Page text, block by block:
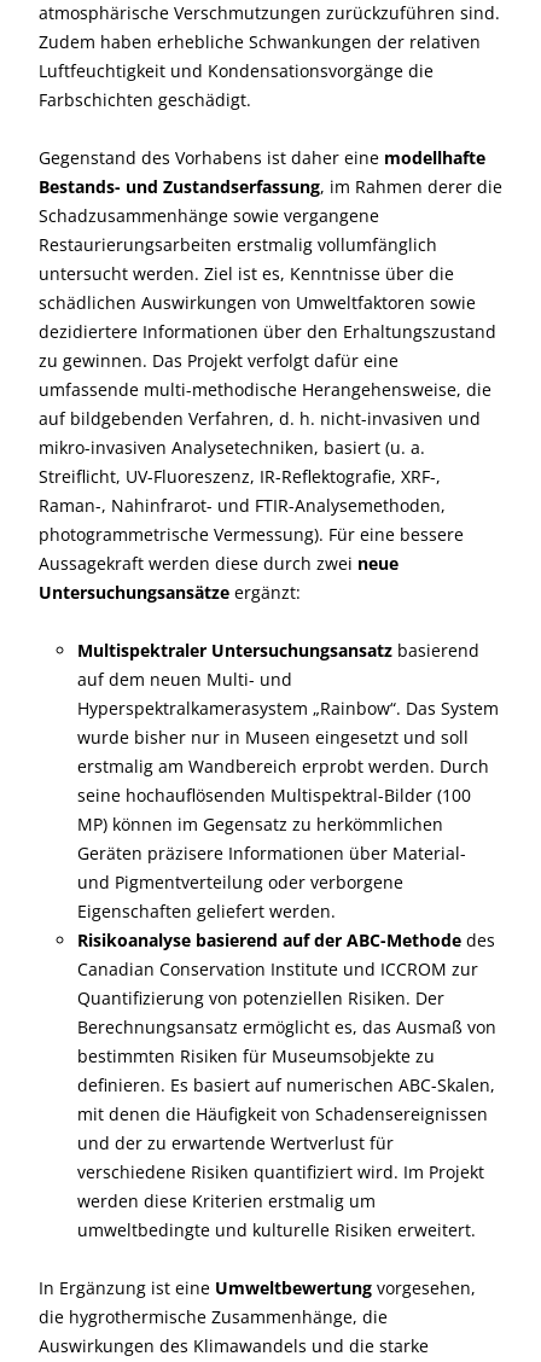
atmosphärische Verschmutzungen zurückzuführen sind.
Zudem haben erhebliche Schwankungen der relativen
Luftfeuchtigkeit und Kondensationsvorgänge die
Farbschichten geschädigt.
Gegenstand des Vorhabens ist daher eine modellhafte
Bestands- und Zustandserfassung, im Rahmen derer die
Schadzusammenhänge sowie vergangene
Restaurierungsarbeiten erstmalig vollumfänglich
untersucht werden. Ziel ist es, Kenntnisse über die
schädlichen Auswirkungen von Umweltfaktoren sowie
dezidiertere Informationen über den Erhaltungszustand
zu gewinnen. Das Projekt verfolgt dafür eine
umfassende multi-methodische Herangehensweise, die
auf bildgebenden Verfahren, d. h. nicht-invasiven und
mikro-invasiven Analysetechniken, basiert (u. a.
Streiflicht, UV-Fluoreszenz, IR-Reflektografie, XRF-,
Raman-, Nahinfrarot- und FTIR-Analysemethoden,
photogrammetrische Vermessung). Für eine bessere
Aussagekraft werden diese durch zwei neue
Untersuchungsansätze ergänzt:
Multispektraler Untersuchungsansatz basierend
auf dem neuen Multi- und
Hyperspektralkamerasystem „Rainbow“. Das System
wurde bisher nur in Museen eingesetzt und soll
erstmalig am Wandbereich erprobt werden. Durch
seine hochauflösenden Multispektral-Bilder (100
MP) können im Gegensatz zu herkömmlichen
Geräten präzisere Informationen über Material-
und Pigmentverteilung oder verborgene
Eigenschaften geliefert werden.
Risikoanalyse basierend auf der ABC-Methode des
Canadian Conservation Institute und ICCROM zur
Quantifizierung von potenziellen Risiken. Der
Berechnungsansatz ermöglicht es, das Ausmaß von
bestimmten Risiken für Museumsobjekte zu
definieren. Es basiert auf numerischen ABC-Skalen,
mit denen die Häufigkeit von Schadensereignissen
und der zu erwartende Wertverlust für
verschiedene Risiken quantifiziert wird. Im Projekt
werden diese Kriterien erstmalig um
umweltbedingte und kulturelle Risiken erweitert.
In Ergänzung ist eine Umweltbewertung vorgesehen,
die hygrothermische Zusammenhänge, die
Auswirkungen des Klimawandels und die starke